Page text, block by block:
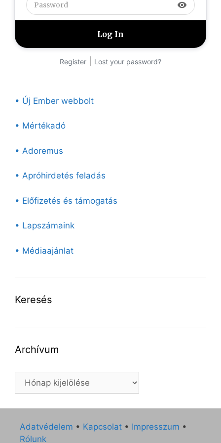
visibility
Register Lost your password?
• Új Ember webbolt
• Mértékadó
• Adoremus
• Apróhirdetés feladás
• Előfizetés és támogatás
• Lapszámaink
• Médiaajánlat
Keresés
Archívum
Archívum
Adatvédelem • Kapcsolat • Impresszum •
Rólunk